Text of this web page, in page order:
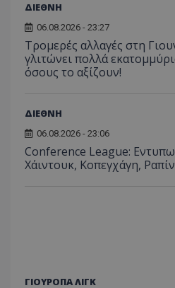
ΔΙΕΘΝΗ
06.08.2026 - 23:27
Τρομερές αλλαγές στη
γλιτώνει πολλά
όσους το αξίζουν!
ΔΙΕΘΝΗ
06.08.2026 - 23:06
Conference League:
Χάιντουκ, Κοπεγχάγη,
ΓΙΟΥΡΟΠΑ ΛΙΓΚ